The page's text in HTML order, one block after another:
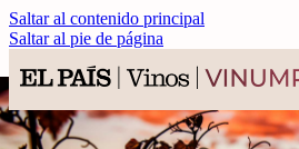
Saltar al contenido principal
Saltar al pie de página